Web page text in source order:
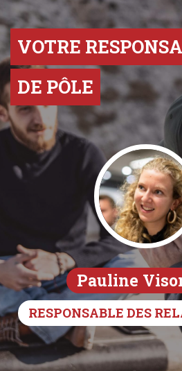
VOTRE
DE PÔLE
Pauline
RESPONSABLE DES